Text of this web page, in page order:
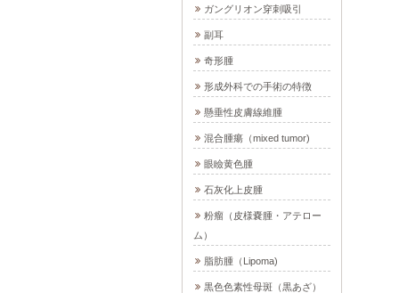
ガングリオン穿刺吸引
副耳
奇形腫
形成外科での手術の特徴
懸垂性皮膚線維腫
混合腫瘍（mixed tumor)
眼瞼黄色腫
石灰化上皮腫
粉瘤（皮様嚢腫・アテロー
ム）
脂肪腫（Lipoma)
黒色色素性母斑（黒あざ）